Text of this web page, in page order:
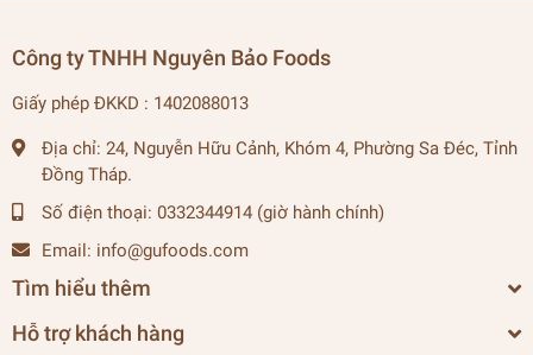
Công ty TNHH Nguyên Bảo Foods
Giấy phép ĐKKD : 1402088013
Địa chỉ: 24, Nguyễn Hữu Cảnh, Khóm 4, Phường Sa Đéc, Tỉnh
Đồng Tháp.
Số điện thoại: 0332344914 (giờ hành chính)
Email: info@gufoods.com
Tìm hiểu thêm
Hỗ trợ khách hàng